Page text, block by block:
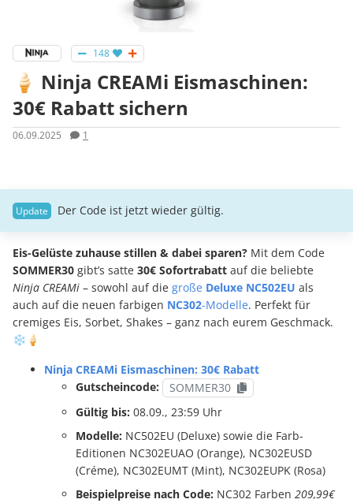
148
🍦 Ninja CREAMi Eismaschinen:
30€ Rabatt sichern
06.09.2025 1
Der Code ist jetzt wieder gültig.
Eis-Gelüste zuhause stillen & dabei sparen? Mit dem Code
SOMMER30 gibt’s satte 30€ Sofortrabatt auf die beliebte
Ninja CREAMi – sowohl auf die große Deluxe NC502EU als
auch auf die neuen farbigen NC302-Modelle. Perfekt für
cremiges Eis, Sorbet, Shakes – ganz nach eurem Geschmack.
❄️🍦
Ninja CREAMi Eismaschinen: 30€ Rabatt
Gutscheincode:
SOMMER30
Gültig bis: 08.09., 23:59 Uhr
Modelle: NC502EU (Deluxe) sowie die Farb-
Editionen NC302EUAO (Orange), NC302EUSD
(Créme), NC302EUMT (Mint), NC302EUPK (Rosa)
Beispielpreise nach Code: NC302 Farben 209,99€